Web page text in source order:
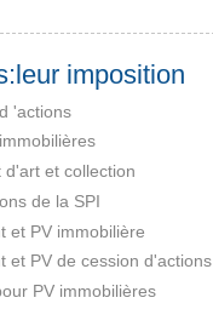
imposition
'actions
d'art et collection
de la SPI
et PV immobilière
et PV de cession d'actions
PV immobilières